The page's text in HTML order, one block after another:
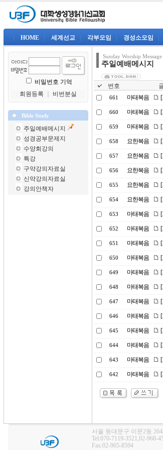
HOME 세계선교 각부모임 경성소모임
비밀번호 기억
회원등록
비번분실
Bible Study
주일예배메시지
성경공부문제지
수양회강의
특강
구약강의자료실
신약강의자료실
강의안책자
Sunday Worship Message
주일예배메시지
번호
661 마태복음
660 마태복음
659 마태복음
658 요한복음
657 요한복음
656 요한복음
655 요한복음
654 요한복음
653 마태복음
652 마태복음
651 마태복음
650 마태복음
649 마태복음
648 마태복음
647 마태복음
646 마태복음
645 마태복음
644 마태복음
643 마태복음
642 마태복음
서울 동대문구 이문2동
Tel:070-7119-3521,02-968-
Fax:02-965-8594